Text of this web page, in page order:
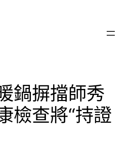
鍋摒擋師秀
檢查將“持證